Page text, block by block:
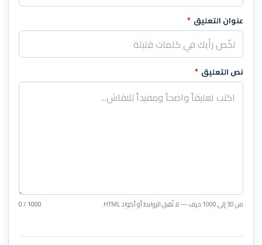
عنوان التعليق *
نص التعليق *
من 30 إلى 1000 حرف — لا تُقبل الروابط أو أكواد HTML. 0 / 1000